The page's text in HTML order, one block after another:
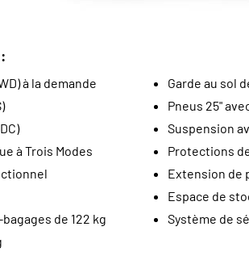
à la demande
à Trois Modes
de 122 kg
Garde au sol
Pneus 25"
Suspension
Protections
Extension de
Espace de
Système de